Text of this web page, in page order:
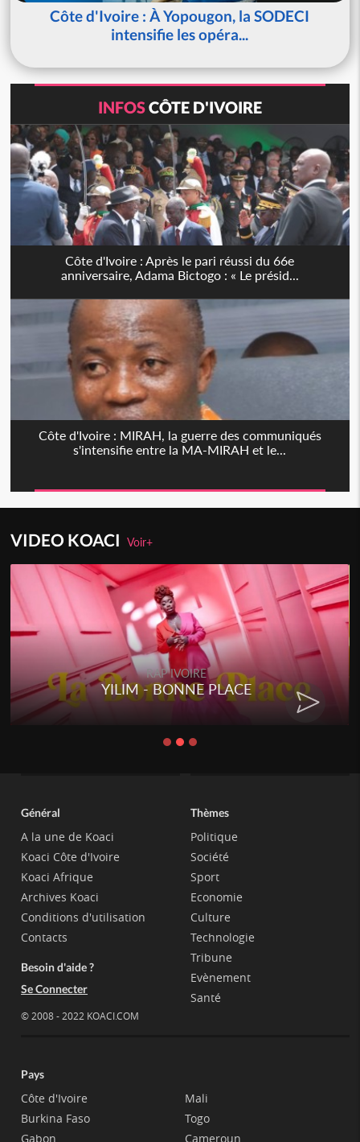
Côte d'Ivoire : À Yopougon, la SODECI
intensifie les opéra...
INFOSCÔTE D'IVOIRE
Côte d'Ivoire : Après le pari réussi du 66e
anniversaire, Adama Bictogo : « Le présid...
Côte d'Ivoire : MIRAH, la guerre des communiqués
s'intensifie entre la MA-MIRAH et le...
VIDEO KOACIVoir+
RAP IVOIRE
YILIM - BONNE PLACE
Général
A la une de Koaci
Koaci Côte d'Ivoire
Koaci Afrique
Archives Koaci
Conditions d'utilisation
Contacts
Besoin d'aide ?
Se Connecter
© 2008 - 2022 KOACI.COM
Thèmes
Politique
Société
Sport
Economie
Culture
Technologie
Tribune
Evènement
Santé
Pays
Côte d'Ivoire
Burkina Faso
Gabon
Mali
Togo
Cameroun